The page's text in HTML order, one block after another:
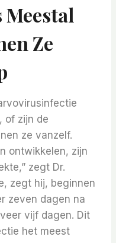
Ze
of zijn de
ze vanzelf.
ontwikkelen, zijn
zegt Dr.
zegt hij, beginnen
zeven dagen na
vijf dagen. Dit
het meest